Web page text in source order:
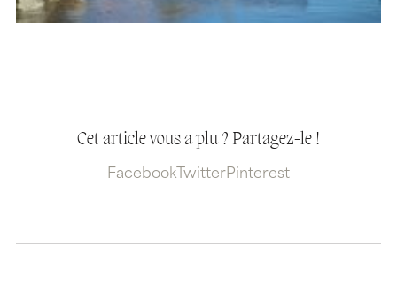
Cet article vous a plu ? Partagez-le !
Facebook TwitterPinterest